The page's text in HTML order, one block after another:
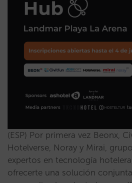
(ESP) Por primera vez Beonx,
Hotelverse, Noray y Mirai,
expertos en tecnología
ofrecerte una solución